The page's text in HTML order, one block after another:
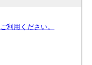
利用ください。